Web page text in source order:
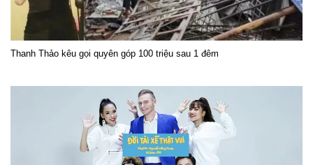
Thanh Thảo kêu gọi quyên góp 100 triệu sau 1 đêm